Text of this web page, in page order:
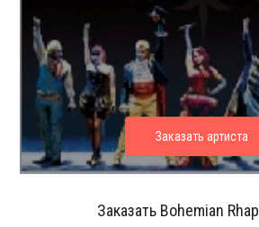
Заказать Bohemian